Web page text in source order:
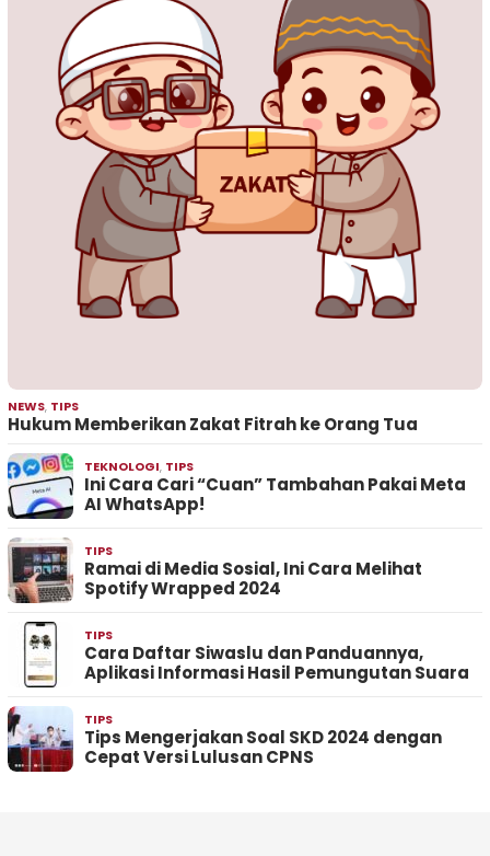
NEWS, TIPS
Hukum Memberikan Zakat Fitrah ke Orang Tua
TEKNOLOGI, TIPS
Ini Cara Cari “Cuan” Tambahan Pakai Meta
AI WhatsApp!
TIPS
Ramai di Media Sosial, Ini Cara Melihat
Spotify Wrapped 2024
TIPS
Cara Daftar Siwaslu dan Panduannya,
Aplikasi Informasi Hasil Pemungutan Suara
TIPS
Tips Mengerjakan Soal SKD 2024 dengan
Cepat Versi Lulusan CPNS